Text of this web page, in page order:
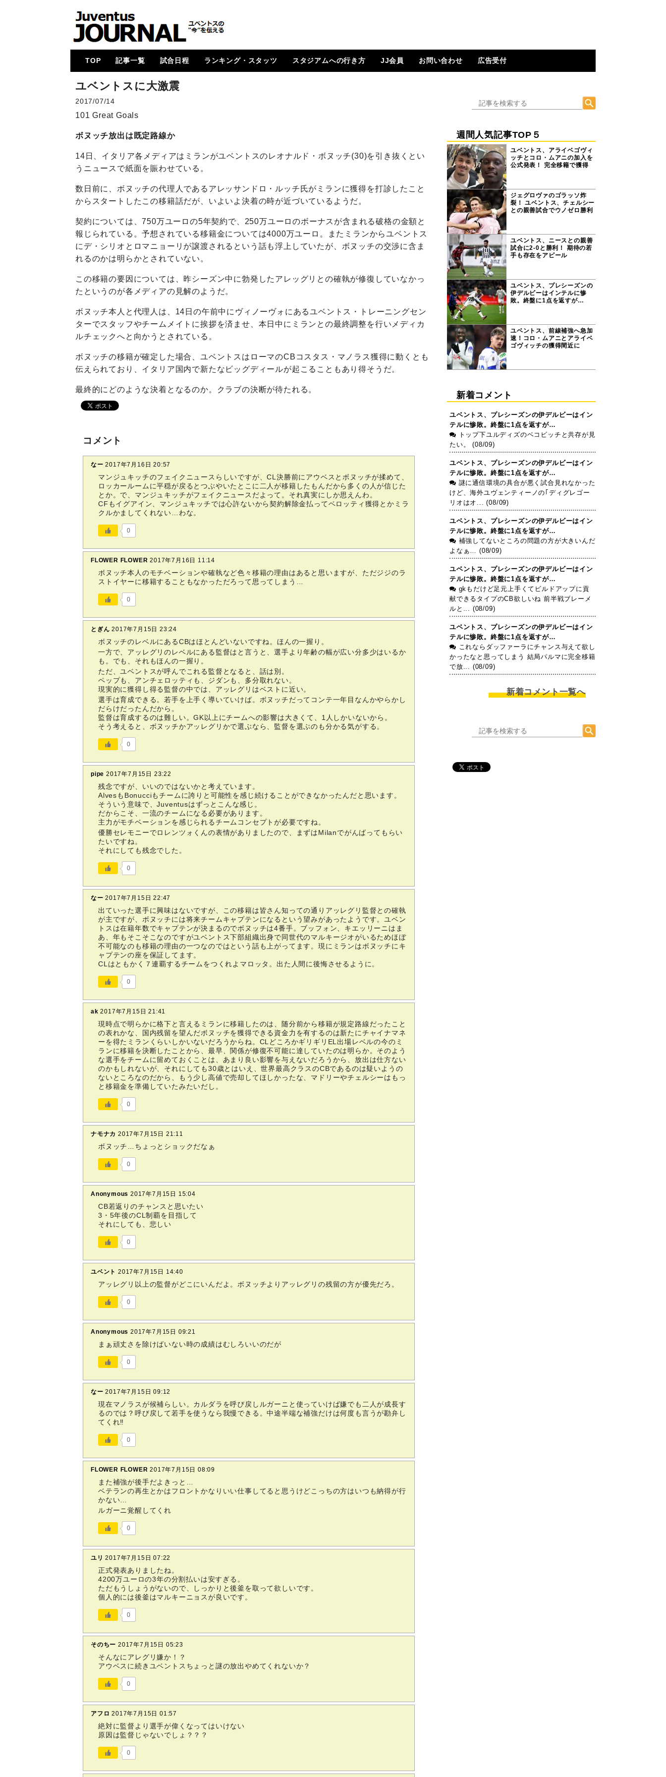
TOP 記事一覧
メイン
コラム
特集
メルカート
動画
試合レビュー
招集メンバー
UCL
U23・下部組織・
Women
カルチョ全般
試合日程
2017-18
2018-19
2019-20
2020-21
2021-22
2022-23
2023-24
2024-25
ランキング・スタッツ スタジアムへの行き方 JJ会員 お問い合わせ 広告受付
ユベントスに大激震
2017/07/14
101 Great Goals
ボヌッチ放出は既定路線か
14日、イタリア各メディアはミランがユベントスのレオナルド・ボヌッチ(30)を引き抜くとい
うニュースで紙面を賑わせている。
数日前に、ボヌッチの代理人であるアレッサンドロ・ルッチ氏がミランに獲得を打診したこと
からスタートしたこの移籍話だが、いよいよ決着の時が近づいているようだ。
契約については、750万ユーロの5年契約で、250万ユーロのボーナスが含まれる破格の金額と
報じられている。予想されている移籍金については4000万ユーロ。またミランからユベントス
にデ・シリオとロマニョーリが譲渡されるという話も浮上していたが、ボヌッチの交渉に含ま
れるのかは明らかとされていない。
この移籍の要因については、昨シーズン中に勃発したアレッグリとの確執が修復していなかっ
たというのが各メディアの見解のようだ。
ボヌッチ本人と代理人は、14日の午前中にヴィノーヴォにあるユベントス・トレーニングセン
ターでスタッフやチームメイトに挨拶を済ませ、本日中にミランとの最終調整を行いメディカ
ルチェックへと向かうとされている。
ボヌッチの移籍が確定した場合、ユベントスはローマのCBコスタス・マノラス獲得に動くとも
伝えられており、イタリア国内で新たなビッグディールが起こることもあり得そうだ。
最終的にどのような決着となるのか。クラブの決断が待たれる。
コメント
なー 2017年7月16日 20:57
マンジュキッチのフェイクニュースらしいですが、CL決勝前にアウベスとボヌッチが揉めて、
ロッカールームに平穏が戻るとつぶやいたとこに二人が移籍したもんだから多くの人が信じた
とか。で、マンジュキッチがフェイクニュースだよって。それ真実にしか思えんわ。
CFもイグアイン、マンジュキッチでは心許ないから契約解除金払ってベロッティ獲得とかミラ
クルかましてくれない…わな。
0
FLOWER FLOWER 2017年7月16日 11:14
ボヌッチ本人のモチベーションや確執など色々移籍の理由はあると思いますが、ただジジのラ
ストイヤーに移籍することもなかっただろって思ってしまう…
0
とぎん 2017年7月15日 23:24
ボヌッチのレベルにあるCBはほとんどいないですね。ほんの一握り。
一方で、アッレグリのレベルにある監督はと言うと、選手より年齢の幅が広い分多少はいるか
も。でも、それもほんの一握り。
ただ、ユベントスが呼んでこれる監督となると、話は別。
ペップも、アンチェロッティも、ジダンも、多分取れない。
現実的に獲得し得る監督の中では、アッレグリはベストに近い。
選手は育成できる。若手を上手く導いていけば。ボヌッチだってコンテ一年目なんかやらかし
だらけだったんだから。
監督は育成するのは難しい。GK以上にチームへの影響は大きくて、1人しかいないから。
そう考えると、ボヌッチかアッレグリかで選ぶなら、監督を選ぶのも分かる気がする。
0
pipe 2017年7月15日 23:22
残念ですが、いいのではないかと考えています。
AlvesもBonucciもチームに誇りと可能性を感じ続けることができなかったんだと思います。
そういう意味で、Juventusはずっとこんな感じ。
だからこそ、一流のチームになる必要があります。
主力がモチベーションを感じられるチームコンセプトが必要ですね。
優勝セレモニーでロレンツォくんの表情がありましたので、まずはMilanでがんばってもらい
たいですね。
それにしても残念でした。
0
なー 2017年7月15日 22:47
出ていった選手に興味はないですが、この移籍は皆さん知っての通りアッレグリ監督との確執
が主ですが、ボヌッチには将来チームキャプテンになるという望みがあったようです。ユベン
トスは在籍年数でキャプテンが決まるのでボヌッチは4番手。ブッフォン、キエッリーニはま
あ、年もそこそこなのですがユベントス下部組織出身で同世代のマルキージオがいるためほぼ
不可能なのも移籍の理由の一つなのではという話も上がってます。現にミランはボヌッチにキ
ャプテンの座を保証してます。
CLはともかく７連覇するチームをつくれよマロッタ。出た人間に後悔させるように。
0
ak 2017年7月15日 21:41
現時点で明らかに格下と言えるミランに移籍したのは、随分前から移籍が規定路線だったこと
の表れかな、国内残留を望んだボヌッチを獲得できる資金力を有するのは新たにチャイナマネ
ーを得たミランくらいしかいないだろうからね。CLどころかギリギリEL出場レベルの今のミ
ランに移籍を決断したことから、最早、関係が修復不可能に達していたのは明らか。そのよう
な選手をチームに留めておくことは、あまり良い影響を与えないだろうから、放出は仕方ない
のかもしれないが、それにしても30歳とはいえ、世界最高クラスのCBであるのは疑いようの
ないところなのだから、もう少し高値で売却してほしかったな、マドリーやチェルシーはもっ
と移籍金を準備していたみたいだし。
0
ナモナカ 2017年7月15日 21:11
ボヌッチ…ちょっとショックだなぁ
0
Anonymous 2017年7月15日 15:04
CB若返りのチャンスと思いたい
3・5年後のCL制覇を目指して
それにしても、悲しい
0
ユベント 2017年7月15日 14:40
アッレグリ以上の監督がどこにいんだよ。ボヌッチよりアッレグリの残留の方が優先だろ。
0
Anonymous 2017年7月15日 09:21
まぁ頑丈さを除けばいない時の成績はむしろいいのだが
0
なー 2017年7月15日 09:12
現在マノラスが候補らしい。カルダラを呼び戻しルガーニと使っていけば嫌でも二人が成長す
るのでは？呼び戻して若手を使うなら我慢できる。中途半端な補強だけは何度も言うが勘弁し
てくれ‼
0
FLOWER FLOWER 2017年7月15日 08:09
また補強が後手だよきっと…
ベテランの再生とかはフロントかなりいい仕事してると思うけどこっちの方はいつも納得が行
かない…
ルガーニ覚醒してくれ
0
ユリ 2017年7月15日 07:22
正式発表ありましたね。
4200万ユーロの3年の分割払いは安すぎる。
ただもうしょうがないので、しっかりと後釜を取って欲しいです。
個人的には後釜はマルキーニョスが良いです。
0
そのちー 2017年7月15日 05:23
そんなにアレグリ嫌か！？
アウベスに続きユベントスちょっと謎の放出やめてくれないか？
0
アフロ 2017年7月15日 01:57
絶対に監督より選手が偉くなってはいけない
原因は監督じゃないでしょ？？？
0
週間人気記事TOP５
ユベントス、アライベゴヴィ
ッチとコロ・ムアニの加入を
公式発表！ 完全移籍で獲得
ジェグロヴァのゴラッソ炸
裂！ ユベントス、チェルシー
との親善試合でウノゼロ勝利
ユベントス、ニースとの親善
試合に2-0と勝利！ 期待の若
手も存在をアピール
ユベントス、プレシーズンの
伊デルビーはインテルに惨
敗。終盤に1点を返すが…
ユベントス、前線補強へ急加
速！コロ・ムアニとアライベ
ゴヴィッチの獲得間近に
新着コメント
ユベントス、プレシーズンの伊デルビーはイン
テルに惨敗。終盤に1点を返すが…
トップ下ユルディズのベコビッチと共存が見
たい。 (08/09)
ユベントス、プレシーズンの伊デルビーはイン
テルに惨敗。終盤に1点を返すが…
謎に通信環境の具合が悪く試合見れなかった
けど、海外ユヴェンティーノの｢ディグレゴー
リオはオ... (08/09)
ユベントス、プレシーズンの伊デルビーはイン
テルに惨敗。終盤に1点を返すが…
補強してないところの問題の方が大きいんだ
よなぁ… (08/09)
ユベントス、プレシーズンの伊デルビーはイン
テルに惨敗。終盤に1点を返すが…
gkもだけど足元上手くてビルドアップに貢
献できるタイプのCB欲しいね 前半戦ブレーメ
ルと... (08/09)
ユベントス、プレシーズンの伊デルビーはイン
テルに惨敗。終盤に1点を返すが…
これならダッファーラにチャンス与えて欲し
かったなと思ってしまう 結局パルマに完全移籍
で放... (08/09)
新着コメント一覧へ